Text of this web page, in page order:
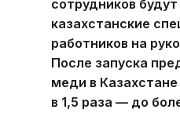
сотрудников
казахстанские
работников на
После запуска
меди в
в 1,5 раза — до